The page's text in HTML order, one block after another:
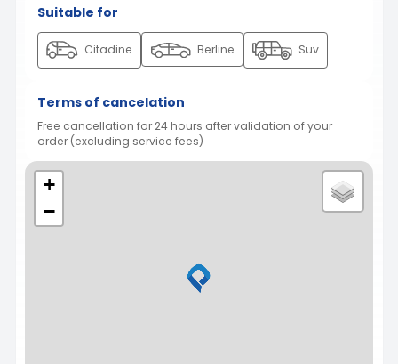
Suitable for
Citadine Berline Suv
Terms of cancelation
Free cancellation for 24 hours after validation of your
order (excluding service fees)
+
−